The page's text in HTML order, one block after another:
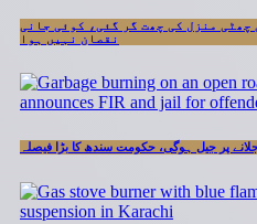
منزل کی چھت گر گئی، کوئی جانی
نقصان نہیں ہوا
پر جیل ہوگی، حکومت سندھ کا بڑا فیصلہ